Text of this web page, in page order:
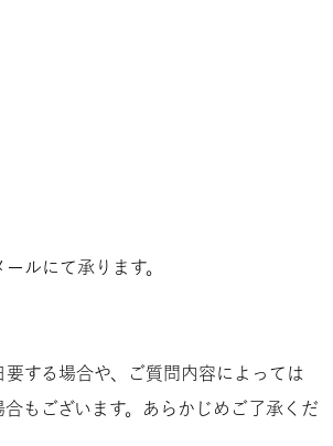
ルにて承ります。
する場合や、ご質問内容によっては
もございます。あらかじめご了承くだ